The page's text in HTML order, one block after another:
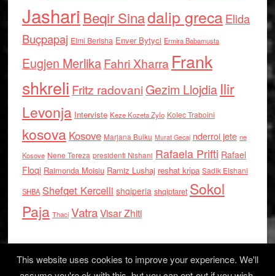
Jashari Beqir Sinadalip grecaElida
Buçpapaj Elmi Berisha Enver Bytyci Ermira Babamusta
Eugjen MerlikaFahri Xharra Frank
shkreli Fritz radovaniGezim Llojdia Ilir
Levonja Interviste Keze Kozeta Zylo Kolec Traboini
kosova Kosove Marjana Bulku Murat Gecaj nderroi jete ne
Kosove Nene Tereza presidenti Nishani Rafaela Prifti Rafael
Floqi Raimonda Moisiu Ramiz Lushaj reshat kripa Sadik Elshani
SHBA Shefqet Kercelli shqiperia shqiptaret Sokol
Paja Thaci VatraVisar Zhiti
This website uses cookies to improve your experience. We'll